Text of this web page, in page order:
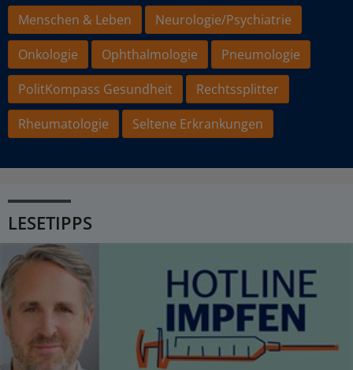
Menschen & Leben
Neurologie/Psychiatrie
Onkologie
Ophthalmologie
Pneumologie
PolitKompass Gesundheit
Rechtssplitter
Rheumatologie
Seltene Erkrankungen
LESETIPPS